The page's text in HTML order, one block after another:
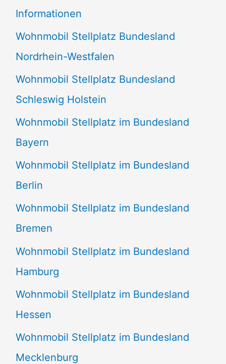
n
n
a
c
h
:
Informationen
Wohnmobil Stellplatz Bundesland
Nordrhein-Westfalen
Wohnmobil Stellplatz Bundesland
Schleswig Holstein
Wohnmobil Stellplatz im Bundesland
Bayern
Wohnmobil Stellplatz im Bundesland
Berlin
Wohnmobil Stellplatz im Bundesland
Bremen
Wohnmobil Stellplatz im Bundesland
Hamburg
Wohnmobil Stellplatz im Bundesland
Hessen
Wohnmobil Stellplatz im Bundesland
Mecklenburg